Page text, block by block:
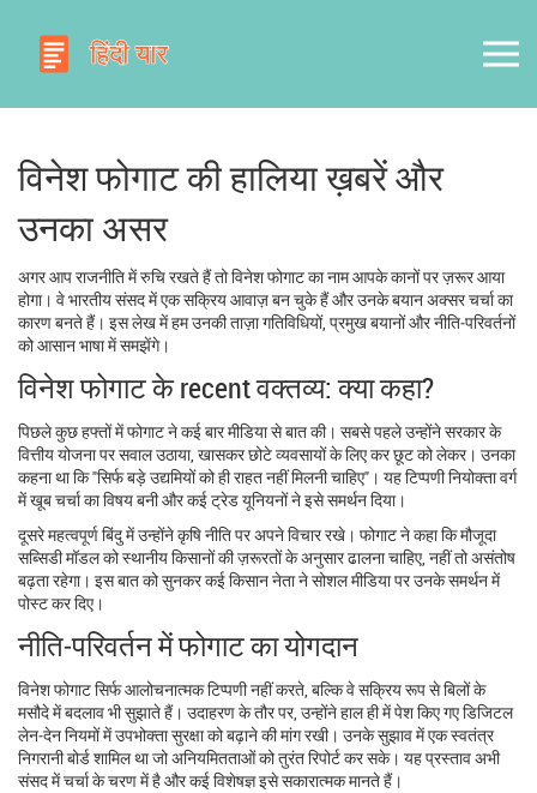
विनेश फोगाट की हालिया ख़बरें और
उनका असर
अगर आप राजनीति में रुचि रखते हैं तो विनेश फोगाट का नाम आपके कानों पर ज़रूर आया
होगा। वे भारतीय संसद में एक सक्रिय आवाज़ बन चुके हैं और उनके बयान अक्सर चर्चा का
कारण बनते हैं। इस लेख में हम उनकी ताज़ा गतिविधियों, प्रमुख बयानों और नीति‑परिवर्तनों
को आसान भाषा में समझेंगे।
विनेश फोगाट के recent वक्तव्य: क्या कहा?
पिछले कुछ हफ्तों में फोगाट ने कई बार मीडिया से बात की। सबसे पहले उन्होंने सरकार के
वित्तीय योजना पर सवाल उठाया, खासकर छोटे व्यवसायों के लिए कर छूट को लेकर। उनका
कहना था कि "सिर्फ बड़े उद्यमियों को ही राहत नहीं मिलनी चाहिए"। यह टिप्पणी नियोक्ता वर्ग
में खूब चर्चा का विषय बनी और कई ट्रेड यूनियनों ने इसे समर्थन दिया।
दूसरे महत्वपूर्ण बिंदु में उन्होंने कृषि नीति पर अपने विचार रखे। फोगाट ने कहा कि मौजूदा
सब्सिडी मॉडल को स्थानीय किसानों की ज़रूरतों के अनुसार ढालना चाहिए, नहीं तो असंतोष
बढ़ता रहेगा। इस बात को सुनकर कई किसान नेता ने सोशल मीडिया पर उनके समर्थन में
पोस्ट कर दिए।
नीति‑परिवर्तन में फोगाट का योगदान
विनेश फोगाट सिर्फ आलोचनात्मक टिप्पणी नहीं करते, बल्कि वे सक्रिय रूप से बिलों के
मसौदे में बदलाव भी सुझाते हैं। उदाहरण के तौर पर, उन्होंने हाल ही में पेश किए गए डिजिटल
लेन‑देन नियमों में उपभोक्ता सुरक्षा को बढ़ाने की मांग रखी। उनके सुझाव में एक स्वतंत्र
निगरानी बोर्ड शामिल था जो अनियमितताओं को तुरंत रिपोर्ट कर सके। यह प्रस्ताव अभी
संसद में चर्चा के चरण में है और कई विशेषज्ञ इसे सकारात्मक मानते हैं।